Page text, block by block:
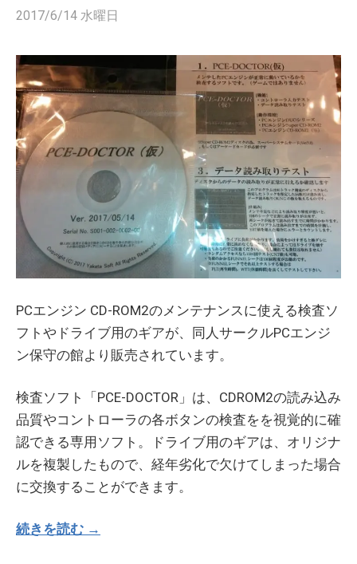
2017/6/14 水曜日
PCエンジン CD-ROM2のメンテナンスに使える検査ソ
フトやドライブ用のギアが、同人サークルPCエンジ
ン保守の館より販売されています。
検査ソフト「PCE-DOCTOR」は、CDROM2の読み込み
品質やコントローラの各ボタンの検査をを視覚的に確
認できる専用ソフト。ドライブ用のギアは、オリジナ
ルを複製したもので、経年劣化で欠けてしまった場合
に交換することができます。
続きを読む →